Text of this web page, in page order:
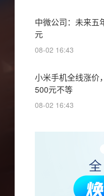
中微公司：未来五
元
08-02 16:43
小米手机全线涨价
500元不等
08-02 16:43